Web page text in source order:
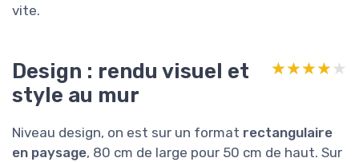
vite.
Design : rendu visuel et
style au mur
★★★★★
★★★★★
Niveau design, on est sur un format rectangulaire
en paysage, 80 cm de large pour 50 cm de haut. Sur